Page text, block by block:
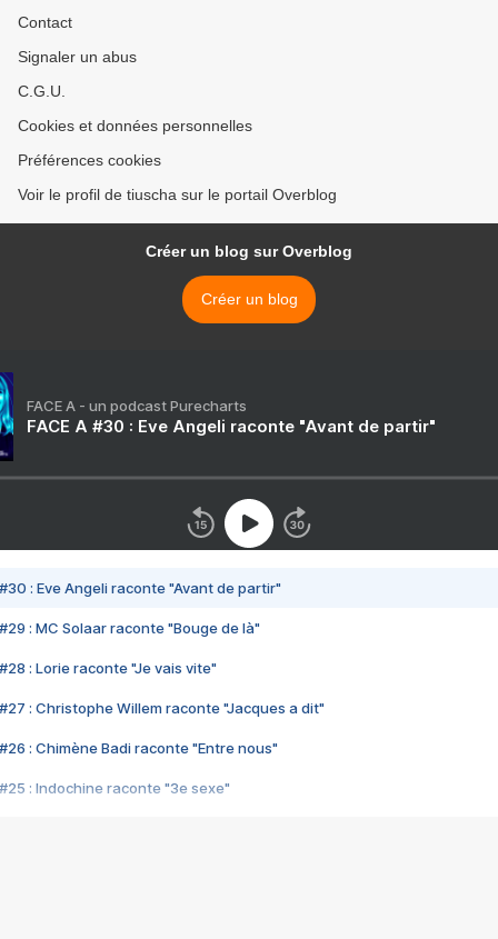
Contact
Signaler un abus
C.G.U.
Cookies et données personnelles
Préférences cookies
Voir le profil de tiuscha sur le portail Overblog
Créer un blog sur Overblog
Créer un blog
FACE A - un podcast Purecharts
FACE A #30 : Eve Angeli raconte "Avant de partir"
#30 : Eve Angeli raconte "Avant de partir"
#29 : MC Solaar raconte "Bouge de là"
#28 : Lorie raconte "Je vais vite"
#27 : Christophe Willem raconte "Jacques a dit"
#26 : Chimène Badi raconte "Entre nous"
#25 : Indochine raconte "3e sexe"